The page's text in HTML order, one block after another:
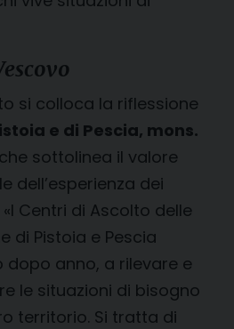
si colloca la riflessione
e di Pescia, mons.
sottolinea il valore
dell’esperienza dei
Centri di Ascolto delle
di Pistoia e Pescia
dopo anno, a rilevare e
le situazioni di bisogno
territorio. Si tratta di